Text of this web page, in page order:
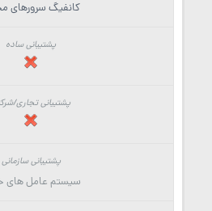
کانفیگ سرورهای
سیستم عامل